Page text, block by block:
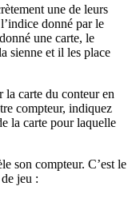
une de leurs
donné par le
une carte, le
sienne et il les place
la carte du conteur en
compteur, indiquez
la carte pour laquelle
son compteur. C’est le
jeu :